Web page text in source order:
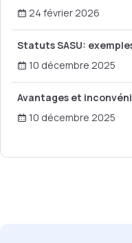
24 février 2026
Statuts SASU:
10 décembre 2025
Avantages et
10 décembre 2025